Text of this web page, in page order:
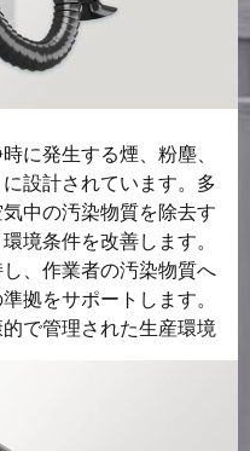
60時間
に発生する煙、粉塵、
設計されています。多
中の汚染物質を除去す
境条件を改善します。
、作業者の汚染物質へ
拠をサポートします。
で管理された生産環境